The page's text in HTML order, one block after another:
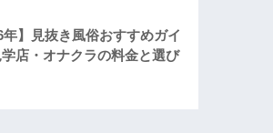
年】見抜き風俗おすすめガイ
学店・オナクラの料金と選び